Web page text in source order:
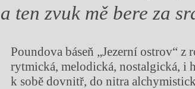
a ten zvuk mě bere za
Poundova báseň „Jezerní ostrov“
rytmická, melodická, nostalgická, i
k sobě dovnitř, do nitra